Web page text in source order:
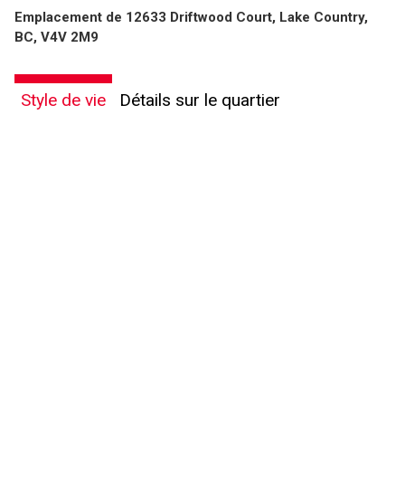
Emplacement de 12633 Driftwood Court, Lake Country,
BC, V4V 2M9
Style de vie Détails sur le quartier